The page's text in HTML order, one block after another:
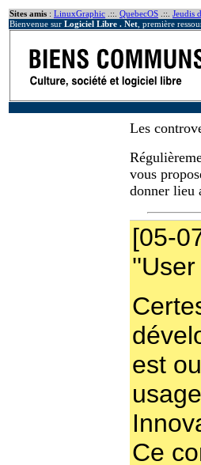
Sites amis : LinuxGraphic .::. QuebecOS .::. Jeudis
Bienvenue sur Logiciel Libre . Net , première
Les
vous
donner lieu
[05-
est
Ce